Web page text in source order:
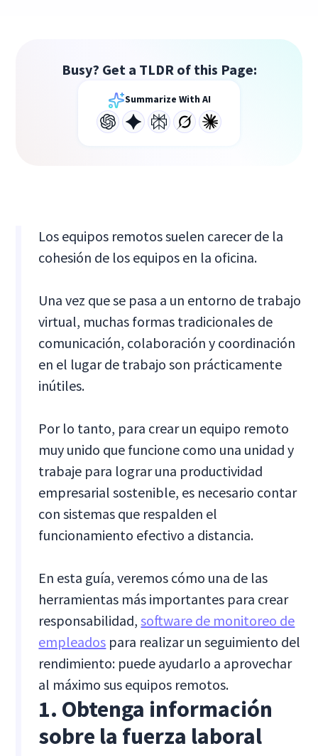
Busy? Get a TLDR of this Page:
Summarize With AI
Los equipos remotos suelen carecer de la
cohesión de los equipos en la oficina.
Una vez que se pasa a un entorno de trabajo
virtual, muchas formas tradicionales de
comunicación, colaboración y coordinación
en el lugar de trabajo son prácticamente
inútiles.
Por lo tanto, para crear un equipo remoto
muy unido que funcione como una unidad y
trabaje para lograr una productividad
empresarial sostenible, es necesario contar
con sistemas que respalden el
funcionamiento efectivo a distancia.
En esta guía, veremos cómo una de las
herramientas más importantes para crear
responsabilidad,software de monitoreo de
empleados para realizar un seguimiento del
rendimiento: puede ayudarlo a aprovechar
al máximo sus equipos remotos.
1. Obtenga información
sobre la fuerza laboral